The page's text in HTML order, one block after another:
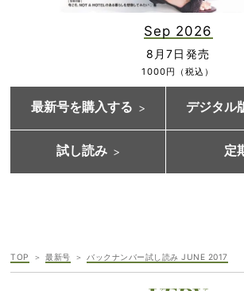
Sep 2026
8月7日発売
1000円（税込）
最新号を購入する デジタル
試し読み 定
TOP 最新号 バックナンバー試し読み JUNE 2017